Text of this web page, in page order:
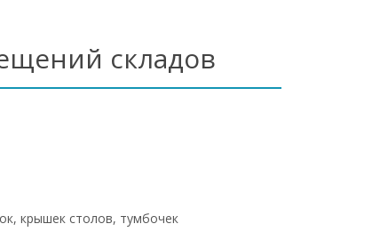
складов
крышек столов, тумбочек